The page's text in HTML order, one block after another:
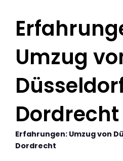
Umzug
Dordrecht
Erfahrungen: Umzug von
Dordrecht